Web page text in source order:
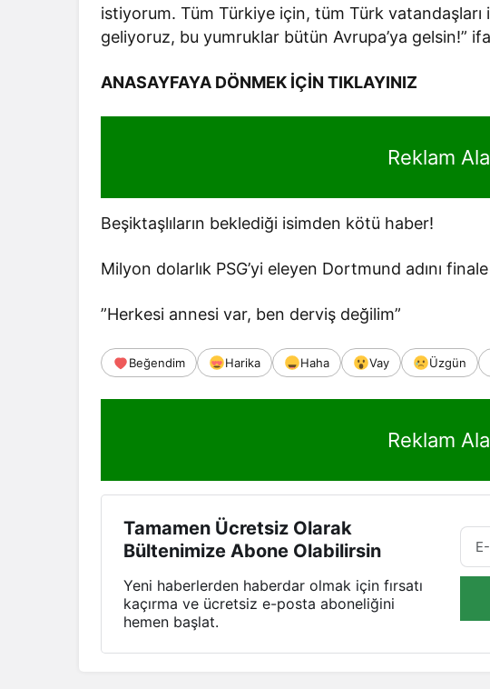
istiyorum. Tüm Türkiye için, tüm Türk
geliyoruz, bu yumruklar bütün Avrupa’ya gelsin!”
ANASAYFAYA DÖNMEK İÇİN TIKLAYINIZ
Reklam
Beşiktaşlıların beklediği isimden kötü haber!
Milyon dolarlık PSG’yi eleyen Dortmund adını finale
”Herkesi annesi var, ben derviş değilim”
Beğendim Harika Haha Vay Üzgün
Reklam
Tamamen Ücretsiz Olarak
Bültenimize Abone Olabilirsin
Yeni haberlerden haberdar olmak için fırsatı
kaçırma ve ücretsiz e-posta aboneliğini
hemen başlat.